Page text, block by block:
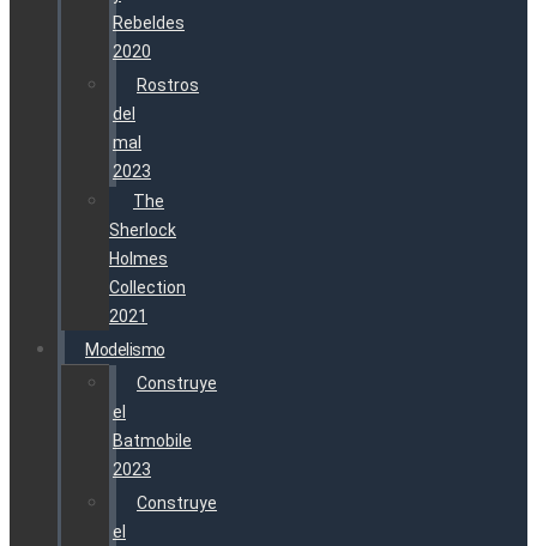
Rebeldes
2020
Rostros
del
mal
2023
The
Sherlock
Holmes
Collection
2021
Modelismo
Construye
el
Batmobile
2023
Construye
el